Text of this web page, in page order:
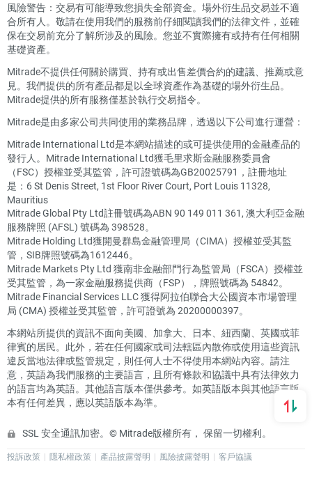
風險警告：交易有可能導致您損失全部資金。場外衍生品交易並不適
合所有人。敬請在使用我們的服務前仔細閱讀我們的法律文件，並確
保在交易前充分了解所涉及的風險。您並不實際擁有或持有任何相關
基礎資產。
Mitrade不提供任何關於購買、持有或出售差價合約的建議、推薦或意
見。我們提供的所有產品都是以全球資產作為基礎的場外衍生品。
Mitrade提供的所有服務僅基於執行交易指令。
Mitrade是由多家公司共同使用的業務品牌，透過以下公司進行運營：
Mitrade International Ltd是本網站描述的或可提供使用的金融產品的
發行人。Mitrade International Ltd獲毛里求斯金融服務委員會
（FSC）授權並受其監管，許可證號碼為GB20025791，註冊地址
是：6 St Denis Street, 1st Floor River Court, Port Louis 11328,
Mauritius
Mitrade Global Pty Ltd註冊號碼為ABN 90 149 011 361, 澳大利亞金融
服務牌照 (AFSL) 號碼為 398528。
Mitrade Holding Ltd獲開曼群島金融管理局（CIMA）授權並受其監
管，SIB牌照號碼為1612446。
Mitrade Markets Pty Ltd 獲南非金融部門行為監管局（FSCA）授權並
受其監管，為一家金融服務提供商（FSP），牌照號碼為 54842。
Mitrade Financial Services LLC 獲得阿拉伯聯合大公國資本市場管理
局 (CMA) 授權並受其監管，許可證號為 20200000397。
本網站所提供的資訊不面向美國、加拿大、日本、紐西蘭、英國或菲
律賓的居民。此外，若在任何國家或司法轄區內散佈或使用這些資訊
違反當地法律或監管規定，則任何人士不得使用本網站內容。請注
意，英語為我們服務的主要語言，且所有條款和協議中具有法律效力
的語言均為英語。其他語言版本僅供參考。如英語版本與其他語言版
本有任何差異，應以英語版本為準。
SSL 安全通訊加密。© Mitrade版權所有， 保留一切權利。
投訴政策 隱私權政策 產品披露聲明 風險披露聲明 客戶協議